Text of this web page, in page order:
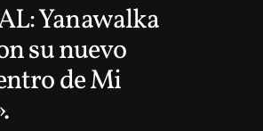
Yanawalka
su nuevo
de Mi